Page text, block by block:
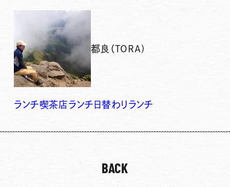
都良（TORA)
ランチ喫茶店ランチ 日替わりランチ
BACK